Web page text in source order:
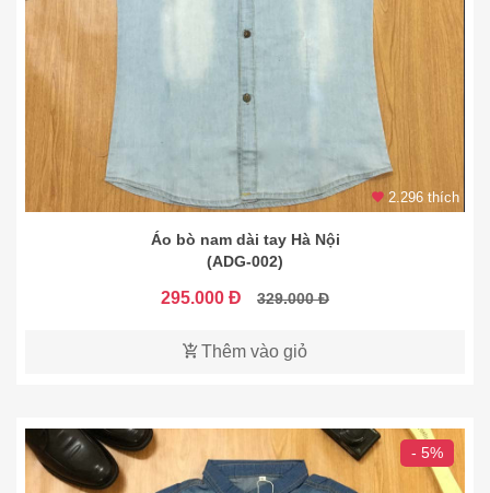
2.296 thích
Áo bò nam dài tay Hà Nội
(ADG-002)
295.000 Đ 329.000 Đ
Thêm vào giỏ
- 5%